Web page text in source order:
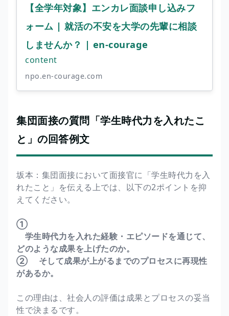
【全学年対象】エンカレ面談申し込みフ
ォーム | 就活の不安を大学の先輩に相談
しませんか？ | en-courage
content
npo.en-courage.com
集団面接の質問「学生時代力を入れたこ
と」の回答例文
坂本：集団面接において面接官に「学生時代力を入
れたこと」を伝える上では、以下の2ポイントを抑
えてください。
①
学生時代力を入れた経験・エピソードを通じて、
どのような成果を上げたのか。
② そして成果が上がるまでのプロセスに再現性
があるか。
この理由は、社会人の評価は成果とプロセスの妥当
性で決まるです。